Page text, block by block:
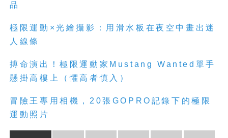
品
極限運動 ×光繪攝影
：用滑水板在夜空中畫出迷
人線條
搏命演出！極限運動 家 Mustang Wanted 單手
懸掛高樓上（懼高者慎入）
冒險王專用相機， 20張 GOPRO 記錄下的極限
運動 照片